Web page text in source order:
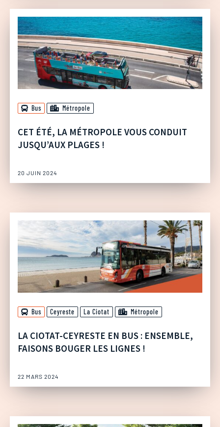
Bus Métropole
CET ÉTÉ, LA MÉTROPOLE VOUS CONDUIT
JUSQU’AUX PLAGES !
20 JUIN 2024
Bus Ceyreste La Ciotat Métropole
LA CIOTAT-CEYRESTE EN BUS : ENSEMBLE,
FAISONS BOUGER LES LIGNES !
22 MARS 2024